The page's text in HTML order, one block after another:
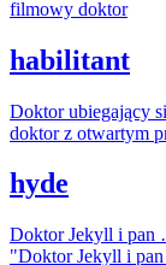
filmowy doktor
habilitant
Doktorubiegający
doktorz otwartym
hyde
DoktorJekyll i pan
"DoktorJekyll i